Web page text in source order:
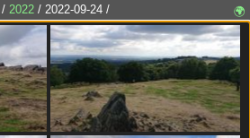
/ 2022 / 2022-09-24 / 🌍